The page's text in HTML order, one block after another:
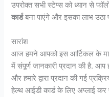
उपरोक्त सभी स्टेप्स को ध्यान से
कार्डबना पाएंगे और इसका लाभ उठा
सारांश
आज हमने आपको इस आर्टिकल के
में संपूर्ण जानकारी प्रदान की है.
और हमारे द्वारा प्रदान की गई
हेल्थ आईडी कार्ड के लिए अप्लाई कर